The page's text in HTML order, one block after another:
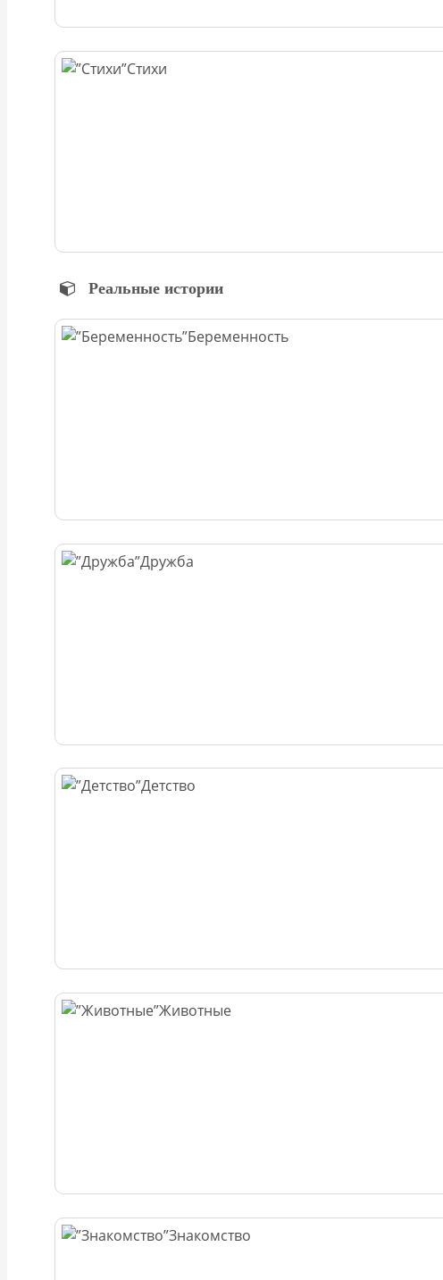
Стихи
Реальные истории
Беременность
Дружба
Детство
Животные
Знакомство